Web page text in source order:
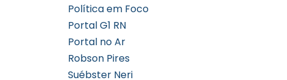
Política em Foco
Portal G1 RN
Portal no Ar
Robson Pires
Suébster Neri